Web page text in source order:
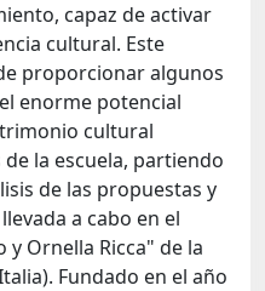
capaz de activar
cultural. Este
proporcionar algunos
enorme potencial
cultural
la escuela, partiendo
de las propuestas y
a cabo en el
y Ornella Ricca" de la
Fundado en el año